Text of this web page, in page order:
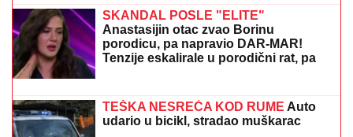
Glumac nakon razvoda doneo
neobičnu odluku, a sada pokazao
kako napreduju renovacije:
"Nadgledanje"
porodicu, pa napravio DAR-MAR!
Tenzije eskalirale u porodični rat, pa
usledio OBRT